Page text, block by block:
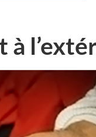
à